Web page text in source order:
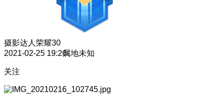
摄影达人 荣耀30
2021-02-25 19:26属地未知
关注